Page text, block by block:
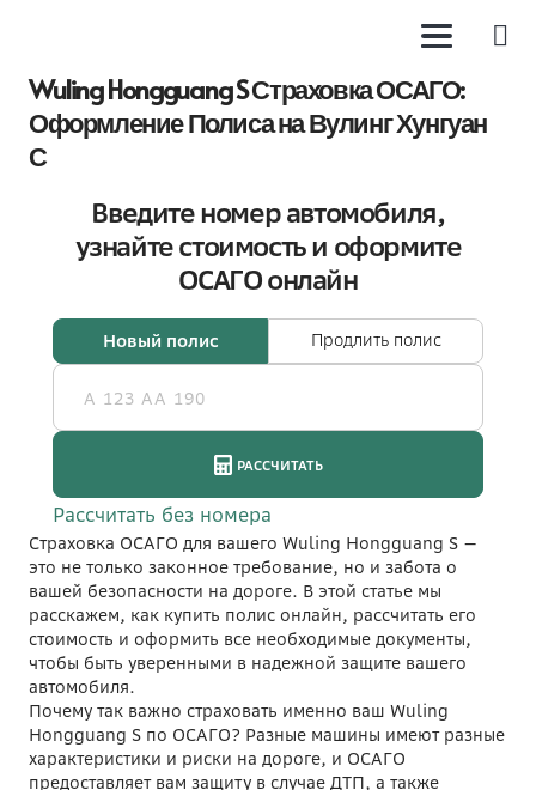
Wuling Hongguang S Страховка ОСАГО:
Оформление Полиса на Вулинг Хунгуан
С
Страховка ОСАГО для вашего Wuling Hongguang S —
это не только законное требование, но и забота о
вашей безопасности на дороге. В этой статье мы
расскажем, как купить полис онлайн, рассчитать его
стоимость и оформить все необходимые документы,
чтобы быть уверенными в надежной защите вашего
автомобиля.
Почему так важно страховать именно ваш Wuling
Hongguang S по ОСАГО? Разные машины имеют разные
характеристики и риски на дороге, и ОСАГО
предоставляет вам защиту в случае ДТП, а также